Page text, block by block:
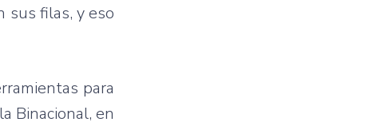
sus filas, y eso
para
Binacional, en